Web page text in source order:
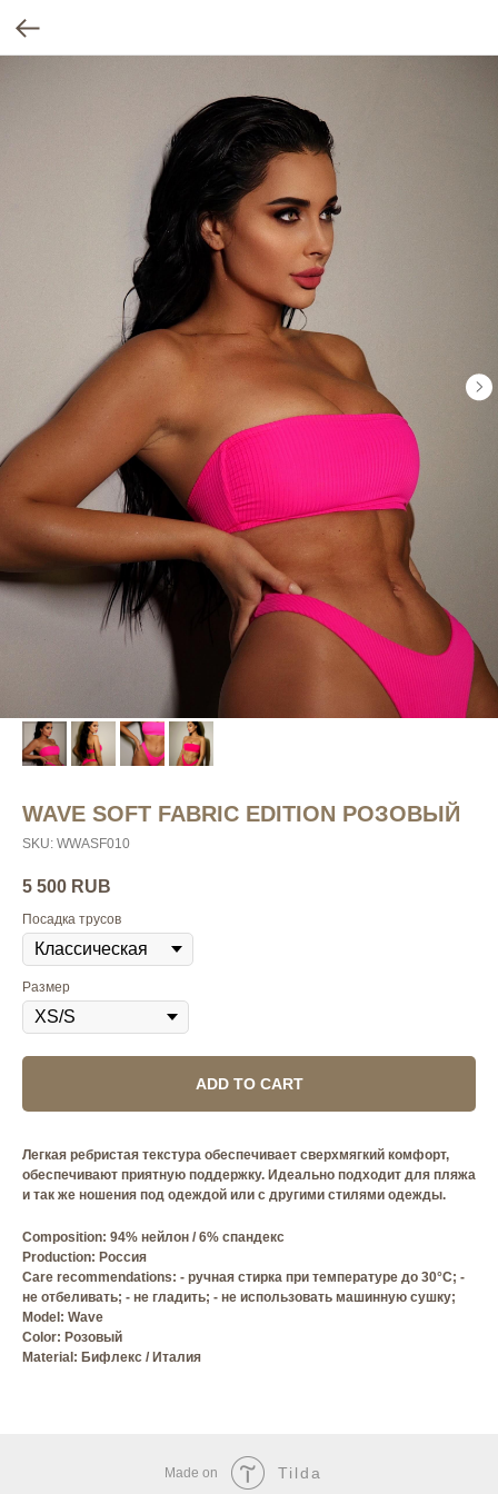
WAVE SOFT FABRIC EDITION РОЗОВЫЙ
SKU: WWASF010
5 500 RUB
Посадка трусов
Размер
ADD TO CART
Легкая ребристая текстура обеспечивает сверхмягкий комфорт,
обеспечивают приятную поддержку. Идеально подходит для пляжа
и так же ношения под одеждой или с другими стилями одежды.
Composition: 94% нейлон / 6% спандекс
Production: Россия
Care recommendations: - ручная стирка при температуре до 30°C; -
не отбеливать; - не гладить; - не использовать машинную сушку;
Model: Wave
Сolor: Розовый
Material: Бифлекс / Италия
Made on Tilda